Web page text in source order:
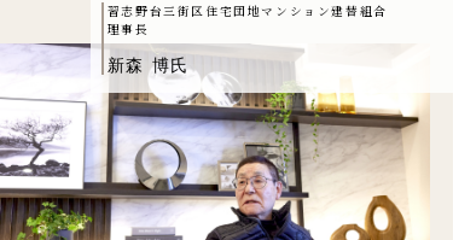
習志野台三街区住宅団地マンション建替組合
理事長
新森 博氏